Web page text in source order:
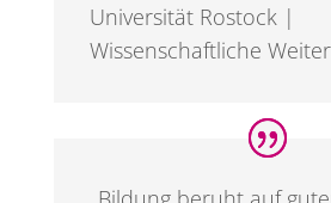
Universität Rostock |
Wissenschaftliche